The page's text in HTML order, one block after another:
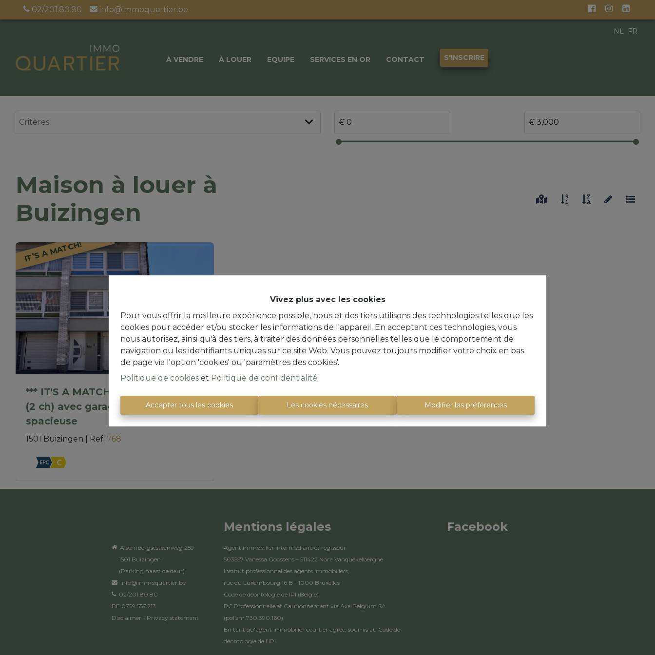
Vivez plus avec les cookies
Pour vous offrir la meilleure expérience possible, nous et des tiers utilisons des technologies telles que les
cookies pour accéder et/ou stocker les informations de l'appareil. En acceptant ces technologies, vous
nous autorisez, ainsi qu'à des tiers, à traiter des données personnelles telles que le comportement de
navigation ou les identifiants uniques sur ce site Web. Vous pouvez toujours modifier votre choix en bas
de page via l'option 'cookies' ou 'paramètres des cookies'.
Politique de cookies et Politique de confidentialité.
Accepter tous les cookies Les cookies nécessaires Modifier les préférences
02/201.80.80 info@immoquartier.be
À VENDRE À LOUER EQUIPE SERVICES EN OR CONTACT S'INSCRIRE
NL FR
Maison à louer à
Buizingen
IT’S A MATCH!
*** IT'S A MATCH *** Maison 2 faç.
(2 ch) avec garage et terrasse
spacieuse
1501 Buizingen Ref: 768
Alsembergsesteenweg 259
1501 Buizingen
(Parking naast de deur)
info@immoquartier.be
02/201.80.80
BE 0759.557.213
Disclaimer - Privacy statement
Mentions légales
Agent immobilier intermédiaire et régisseur
503557 Vanessa Goossens – 511422 Nora Vanquekelberghe
Institut professionnel des agents immobiliers,
rue du Luxembourg 16 B - 1000 Bruxelles
Code de déontologie de IPI (België)
RC Professionnelle et Cautionnement via Axa Belgium SA
(polisnr.730.390.160)
En tant qu'agent immobilier courtier agréé, soumis au Code de
déontologie de l’IPI
Facebook